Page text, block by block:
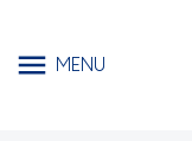
MENU